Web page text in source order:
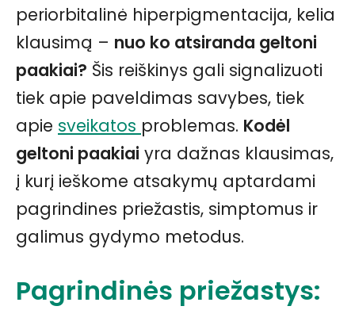
periorbitalinė hiperpigmentacija, kelia
klausimą – nuo ko atsiranda geltoni
paakiai? Šis reiškinys gali signalizuoti
tiek apie paveldimas savybes, tiek
apie sveikatos problemas. Kodėl
geltoni paakiai yra dažnas klausimas,
į kurį ieškome atsakymų aptardami
pagrindines priežastis, simptomus ir
galimus gydymo metodus.
Pagrindinės priežastys: